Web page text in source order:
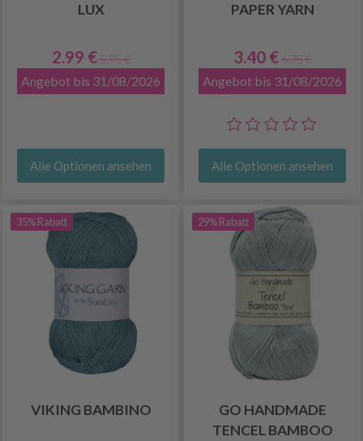
LUX
2.99 € 5.95 €
Angebot bis 31/08/2026
Alle Optionen ansehen
PAPER YARN
3.40 € 6.75 €
Angebot bis 31/08/2026
Alle Optionen ansehen
35% Rabatt
VIKING BAMBINO
29% Rabatt
GO HANDMADE
TENCEL BAMBOO